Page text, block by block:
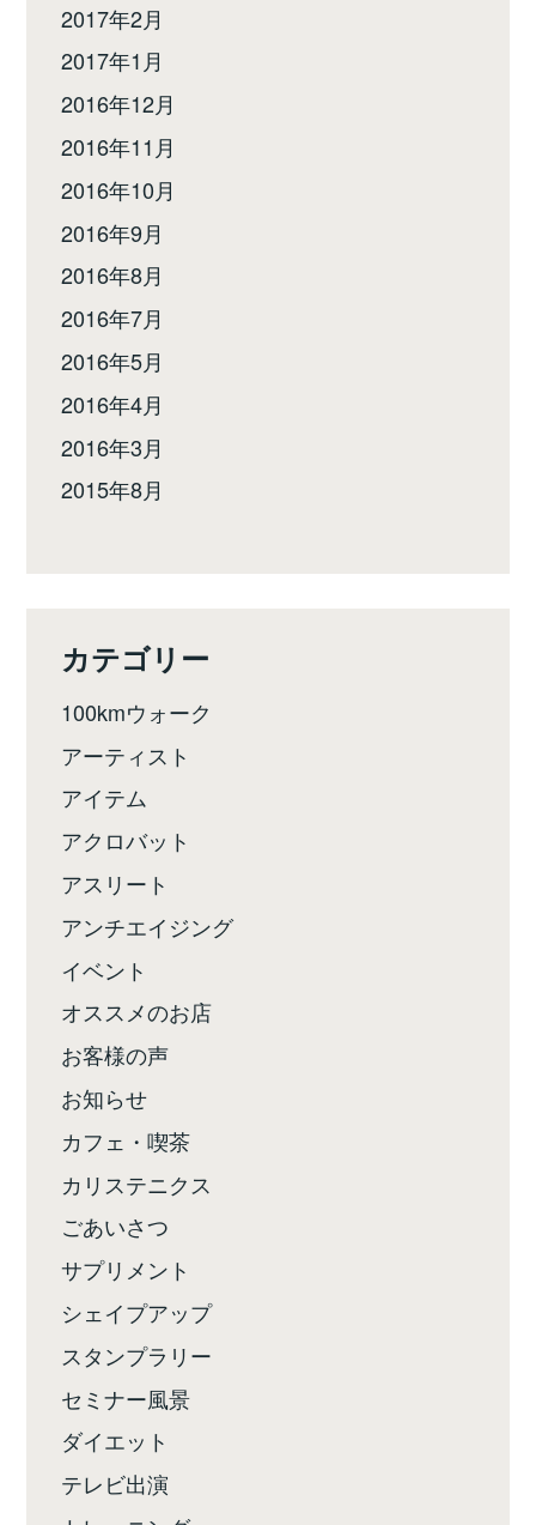
2017年2月
2017年1月
2016年12月
2016年11月
2016年10月
2016年9月
2016年8月
2016年7月
2016年5月
2016年4月
2016年3月
2015年8月
カテゴリー
100kmウォーク
アーティスト
アイテム
アクロバット
アスリート
アンチエイジング
イベント
オススメのお店
お客様の声
お知らせ
カフェ・喫茶
カリステニクス
ごあいさつ
サプリメント
シェイプアップ
スタンプラリー
セミナー風景
ダイエット
テレビ出演